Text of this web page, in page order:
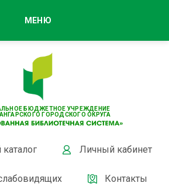
БЮДЖЕТНОЕ УЧРЕЖДЕНИЕ
ГОРОДСКОГО ОКРУГА
Личный кабинет
Контакты
МЕНЮ